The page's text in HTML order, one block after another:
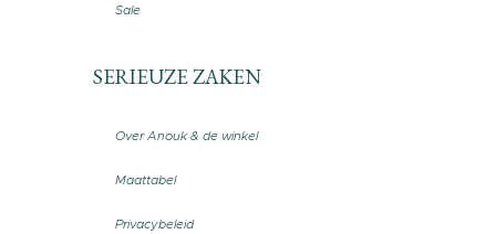
Sale
SERIEUZE ZAKEN
Over Anouk & de winkel
Maattabel
Privacybeleid